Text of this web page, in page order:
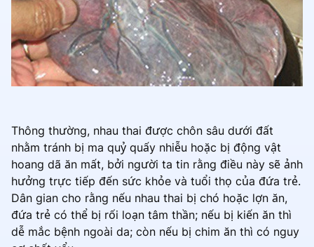
Thông thường, nhau thai được chôn sâu dưới đất
nhằm tránh bị ma quỷ quấy nhiễu hoặc bị động vật
hoang dã ăn mất, bởi người ta tin rằng điều này sẽ ảnh
hưởng trực tiếp đến sức khỏe và tuổi thọ của đứa trẻ.
Dân gian cho rằng nếu nhau thai bị chó hoặc lợn ăn,
đứa trẻ có thể bị rối loạn tâm thần; nếu bị kiến ăn thì
dễ mắc bệnh ngoài da; còn nếu bị chim ăn thì có nguy